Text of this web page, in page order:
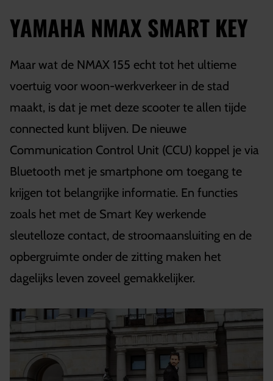
YAMAHA NMAX SMART KEY
Maar wat de NMAX 155 echt tot het ultieme
voertuig voor woon-werkverkeer in de stad
maakt, is dat je met deze scooter te allen tijde
connected kunt blijven. De nieuwe
Communication Control Unit (CCU) koppel je via
Bluetooth met je smartphone om toegang te
krijgen tot belangrijke informatie. En functies
zoals het met de Smart Key werkende
sleutelloze contact, de stroomaansluiting en de
opbergruimte onder de zitting maken het
dagelijks leven zoveel gemakkelijker.